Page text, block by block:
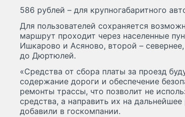
586 рублей – для крупногабаритного
Для пользователей сохраняется
маршрут проходит через населенные
Ишкарово и Асяново, второй –
до Дюртюлей.
«Средства от сбора платы за проезд
содержание дороги и обеспечение
ремонты трассы, что позволит не
средства, а направить их на
добавили в госкомпании.